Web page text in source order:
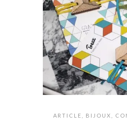
ARTICLE BIJOUX